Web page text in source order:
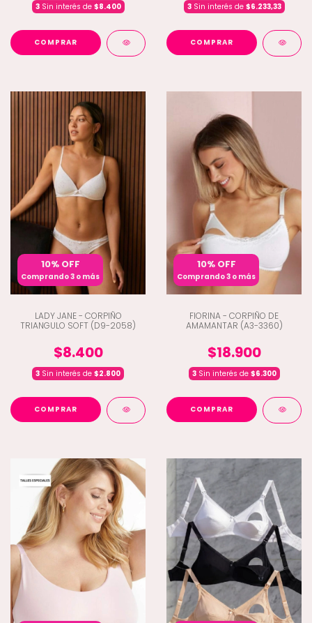
3Sin interés de $8.400
COMPRAR
3Sin interés de $6.233,33
COMPRAR
10% OFF
Comprando 3 o más
LADY JANE - CORPIÑO
TRIANGULO SOFT (D9-2058)
$8.400
3 Sin interés de $2.800
COMPRAR
10% OFF
Comprando 3 o más
FIORINA - CORPIÑO DE
AMAMANTAR (A3-3360)
$18.900
3Sin interés de $6.300
COMPRAR